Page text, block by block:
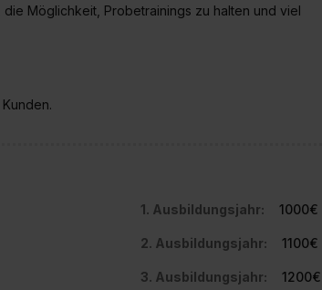
Möglichkeit, Probetrainings zu halten und viel
1. Ausbildungsjahr: 1000€
2. Ausbildungsjahr: 1100€
3. Ausbildungsjahr: 1200€